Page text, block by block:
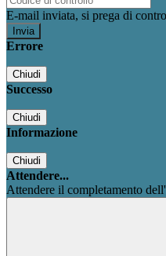
E-mail inviata, si prega di
Errore
Chiudi
Successo
Chiudi
Informazione
Chiudi
Attendere...
Attendere il completamento